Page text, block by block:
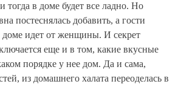
тогда в доме будет все ладно. Но
постеснялась добавить, а гости
доме идет от женщины. И секрет
еще и в том, какие вкусные
порядке у нее дом. Да и сама,
из домашнего халата переоделась в